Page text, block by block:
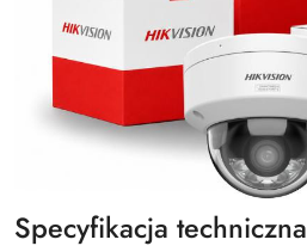
Specyfikacja techniczna